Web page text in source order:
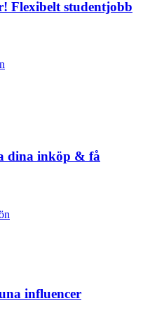
Flexibelt studentjobb
dina inköp & få
influencer